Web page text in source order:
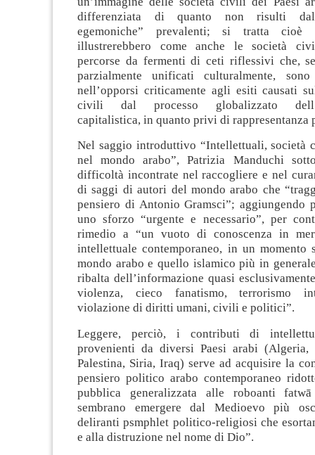
differenziata di quanto non risulti
egemoniche” prevalenti; si tratta
illustrerebbero come anche le società
percorse da fermenti di ceti riflessivi che,
parzialmente unificati culturalmente,
nell’opporsi criticamente agli esiti causati
civili dal processo globalizzato
capitalistica, in quanto privi di rappresentanza
Nel saggio introduttivo “Intellettuali, società
nel mondo arabo”, Patrizia Manduchi
difficoltà incontrate nel raccogliere e nel
di saggi di autori del mondo arabo che
pensiero di Antonio Gramsci”; aggiungendo
uno sforzo “urgente e necessario”, per
rimedio a “un vuoto di conoscenza in
intellettuale contemporaneo, in un
mondo arabo e quello islamico più in
ribalta dell’informazione quasi
violenza, cieco fanatismo, terrorismo
violazione di diritti umani, civili e politici”.
Leggere, perciò, i contributi di
provenienti da diversi Paesi arabi (Algeria,
Palestina, Siria, Iraq) serve ad acquisire la
pensiero politico arabo contemporaneo
pubblica generalizzata alle roboanti
sembrano emergere dal Medioevo più
deliranti psmphlet politico-religiosi che
e alla distruzione nel nome di Dio”.